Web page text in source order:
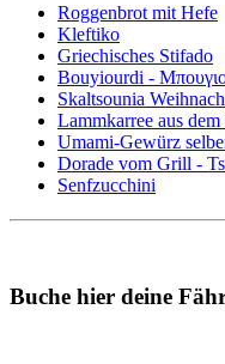
Roggenbrot mit Hefe
Kleftiko
Griechisches Stifado
Bouyiourdi -
Skaltsounia
Lammkarree aus
Umami-Gewürz
Dorade vom Grill -
Senfzucchini
Buche hier deine